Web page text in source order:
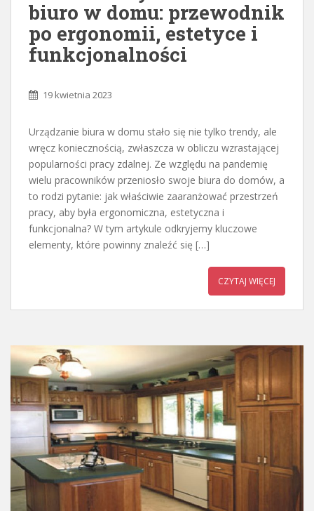
biuro w domu: przewodnik
po ergonomii, estetyce i
funkcjonalności
19 kwietnia 2023
Urządzanie biura w domu stało się nie tylko trendy, ale
wręcz koniecznością, zwłaszcza w obliczu wzrastającej
popularności pracy zdalnej. Ze względu na pandemię
wielu pracowników przeniosło swoje biura do domów, a
to rodzi pytanie: jak właściwie zaaranżować przestrzeń
pracy, aby była ergonomiczna, estetyczna i
funkcjonalna? W tym artykule odkryjemy kluczowe
elementy, które powinny znaleźć się […]
CZYTAJ WIĘCEJ